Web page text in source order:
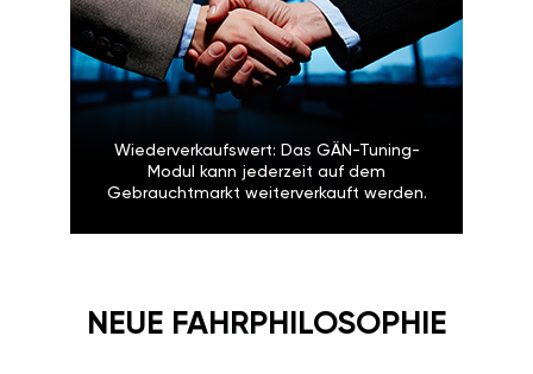
Wiederverkaufswert: Das GÄN-Tuning-
Modul kann jederzeit auf dem
Gebrauchtmarkt weiterverkauft werden.
NEUE FAHRPHILOSOPHIE